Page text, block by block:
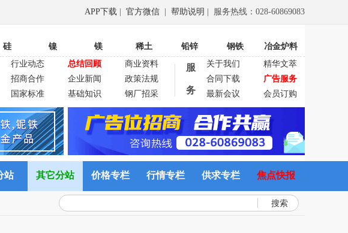
APP下载 官方微信 帮助说明 | 服务热线：028-60869083
硅 镍 镁 稀土 铅锌 钢铁 冶金炉料
行业动态 总结回顾
商业资料
招商合作 企业新闻
政策法规
国家标准 基础知识 钢厂招采
服
务
关于我们
精华文萃
合同下载
广告服务
最新会议
会员订购
站 其它分站 价格专栏 行情专栏 供求专栏 焦点快报
搜索